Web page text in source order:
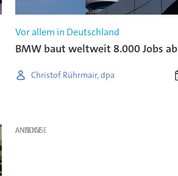
Vor allem in Deutschland
BMW baut weltweit 8.000 Jobs ab
Christof Rührmair, dpa
ANZEIGE